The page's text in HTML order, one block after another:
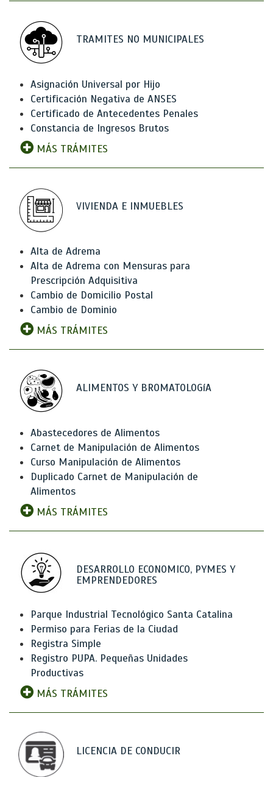
TRAMITES NO MUNICIPALES
Asignación Universal por Hijo
Certificación Negativa de ANSES
Certificado de Antecedentes Penales
Constancia de Ingresos Brutos
MÁS TRÁMITES
VIVIENDA E INMUEBLES
Alta de Adrema
Alta de Adrema con Mensuras para
Prescripción Adquisitiva
Cambio de Domicilio Postal
Cambio de Dominio
MÁS TRÁMITES
ALIMENTOS Y BROMATOLOGíA
Abastecedores de Alimentos
Carnet de Manipulación de Alimentos
Curso Manipulación de Alimentos
Duplicado Carnet de Manipulación de
Alimentos
MÁS TRÁMITES
DESARROLLO ECONOMICO, PYMES Y
EMPRENDEDORES
Parque Industrial Tecnológico Santa Catalina
Permiso para Ferias de la Ciudad
Registra Simple
Registro PUPA. Pequeñas Unidades
Productivas
MÁS TRÁMITES
LICENCIA DE CONDUCIR